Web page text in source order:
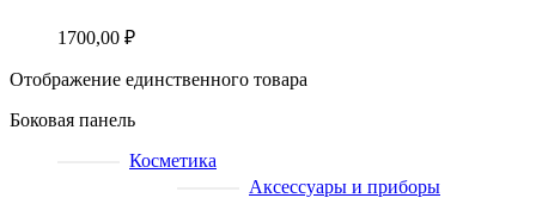
1700,00 ₽
Отображение единственного товара
Боковая панель
Косметика
Аксессуары и приборы